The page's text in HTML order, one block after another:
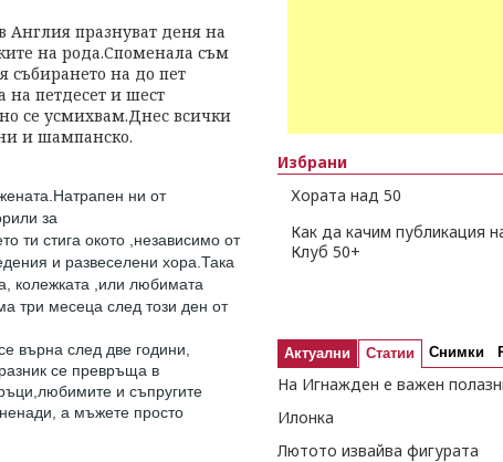
Англия празнуват деня на
на рода.Споменала съм
събирането на до пет
на петдесет и шест
се усмихвам.Днес всички
и шампанско.
ни от
за
ти стига окото ,независимо от
и развеселени хора.Така
колежката ,или любимата
три месеца след този ден от
върна след две години,
се превръща в
и съпругите
а мъжете просто
Избрани
Хората над 50
Как да качим публикация
Клуб 50+
Актуални Статии Снимки
На Игнажден е важен
Илонка
Лютото извайва фигурата